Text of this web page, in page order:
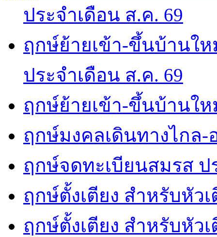
ประจำเดือน ส.ค. 69
ฤกษ์ย้ายเข้า-ขึ้นบ้านใ
ประจำเดือน ส.ค. 69
ฤกษ์ย้ายเข้า-ขึ้นบ้านให
ฤกษ์มงคลเดินทางไกล-
ฤกษ์จดทะเบียนสมรส ป
ฤกษ์ตั้งเตียง สำหรับหัว
ฤกษ์ตั้งเตียง สำหรับหัว